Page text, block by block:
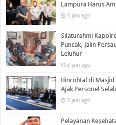
Lampura Harus
3 jam ago
Silaturahmi
Puncak, Jalin
Leluhur
3 jam ago
Binrohtal di Masjid
Ajak Personel
3 jam ago
Pelayanan